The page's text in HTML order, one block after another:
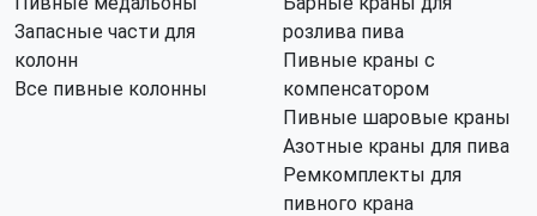
Запасные части для
колонн
Все пивные колонны
розлива пива
Пивные краны с
компенсатором
Пивные шаровые краны
Азотные краны для пива
Ремкомплекты для
пивного крана